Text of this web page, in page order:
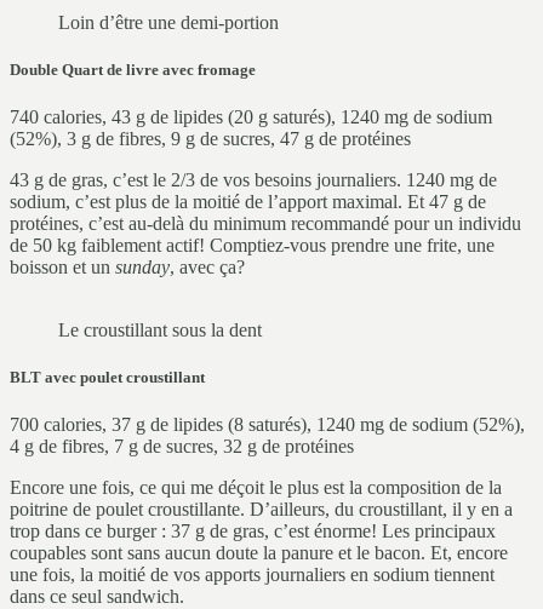
Loin d’être une demi-portion
Double Quart de livre avec fromage
740 calories, 43 g de lipides (20 g saturés), 1240 mg de sodium
(52%), 3 g de fibres, 9 g de sucres, 47 g de protéines
43 g de gras, c’est le 2/3 de vos besoins journaliers. 1240 mg de
sodium, c’est plus de la moitié de l’apport maximal. Et 47 g de
protéines, c’est au-delà du minimum recommandé pour un individu
de 50 kg faiblement actif! Comptiez-vous prendre une frite, une
boisson et un sunday, avec ça?
Le croustillant sous la dent
BLT avec poulet croustillant
700 calories, 37 g de lipides (8 saturés), 1240 mg de sodium (52%),
4 g de fibres, 7 g de sucres, 32 g de protéines
Encore une fois, ce qui me déçoit le plus est la composition de la
poitrine de poulet croustillante. D’ailleurs, du croustillant, il y en a
trop dans ce burger : 37 g de gras, c’est énorme! Les principaux
coupables sont sans aucun doute la panure et le bacon. Et, encore
une fois, la moitié de vos apports journaliers en sodium tiennent
dans ce seul sandwich.